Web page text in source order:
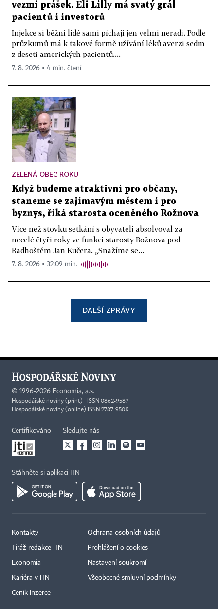
vezmi prášek. Eli Lilly má svatý grál
pacientů i investorů
Injekce si běžní lidé sami píchají jen velmi neradi. Podle
průzkumů má k takové formě užívání léků averzi sedm
z deseti amerických pacientů....
7. 8. 2026 ▪ 4 min. čtení
ZELENÁ OBEC ROKU
Když budeme atraktivní pro občany,
staneme se zajímavým městem i pro
byznys, říká starosta oceněného Rožnova
Více než stovku setkání s obyvateli absolvoval za
necelé čtyři roky ve funkci starosty Rožnova pod
Radhoštěm Jan Kučera. „Snažíme se...
7. 8. 2026 ▪ 32:09 min.
DALŠÍ ZPRÁVY
© 1996-2026 Economia, a.s.
Hospodářské noviny (print) ISSN 0862-9587
Hospodářské noviny (online) ISSN 2787-950X
Certifikováno Sledujte nás
Stáhněte si aplikaci HN
Kontakty
Tiráž redakce HN
Economia
Kariéra v HN
Ceník inzerce
Ochrana osobních údajů
Prohlášení o cookies
Nastavení soukromí
Všeobecné smluvní podmínky